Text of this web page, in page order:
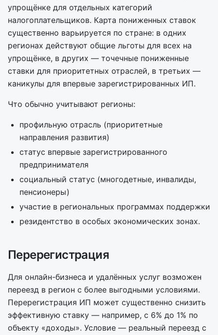
упрощёнке для отдельных категорий
налогоплательщиков. Карта пониженных ставок
существенно варьируется по стране: в одних
регионах действуют общие льготы для всех на
упрощёнке, в других — точечные пониженные
ставки для приоритетных отраслей, в третьих —
каникулы для впервые зарегистрированных ИП.
Что обычно учитывают регионы:
профильную отрасль (приоритетные
направления развития)
статус впервые зарегистрированного
предпринимателя
социальный статус (многодетные, инвалиды,
пенсионеры)
участие в региональных программах поддержки
резидентство в особых экономических зонах.
Перерегистрация
Для онлайн-бизнеса и удалённых услуг возможен
переезд в регион с более выгодными условиями.
Перерегистрация ИП может существенно снизить
эффективную ставку — например, с 6% до 1% по
объекту «доходы». Условие — реальный переезд с